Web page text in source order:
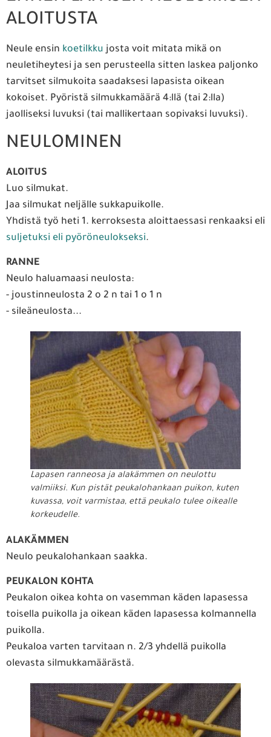
ALOITUSTA
Neule ensin koetilkku josta voit mitata mikä on
neuletiheytesi ja sen perusteella sitten laskea paljonko
tarvitset silmukoita saadaksesi lapasista oikean
kokoiset. Pyöristä silmukkamäärä 4:llä (tai 2:lla)
jaolliseksi luvuksi (tai mallikertaan sopivaksi luvuksi).
NEULOMINEN
ALOITUS
Luo silmukat.
Jaa silmukat neljälle sukkapuikolle.
Yhdistä työ heti 1. kerroksesta aloittaessasi renkaaksi eli
suljetuksi eli pyöröneulokseksi.
RANNE
Neulo haluamaasi neulosta:
- joustinneulosta 2 o 2 n tai 1 o 1 n
- sileäneulosta...
Lapasen ranneosa ja alakämmen on neulottu
valmiiksi. Kun pistät peukalohankaan puikon, kuten
kuvassa, voit varmistaa, että peukalo tulee oikealle
korkeudelle.
ALAKÄMMEN
Neulo peukalohankaan saakka.
PEUKALON KOHTA
Peukalon oikea kohta on vasemman käden lapasessa
toisella puikolla ja oikean käden lapasessa kolmannella
puikolla.
Peukaloa varten tarvitaan n. 2/3 yhdellä puikolla
olevasta silmukkamäärästä.